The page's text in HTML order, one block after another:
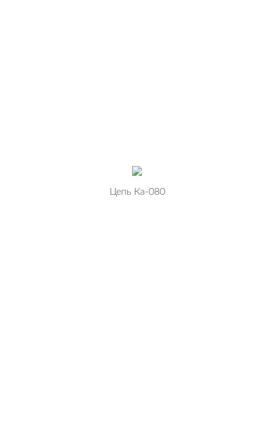
Цепь Ка-080